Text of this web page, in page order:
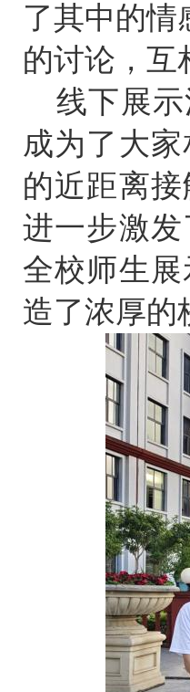
了其中的情
的讨论，互
线下展
成为了大
的近距离
进一步激
全校师生
造了浓厚的